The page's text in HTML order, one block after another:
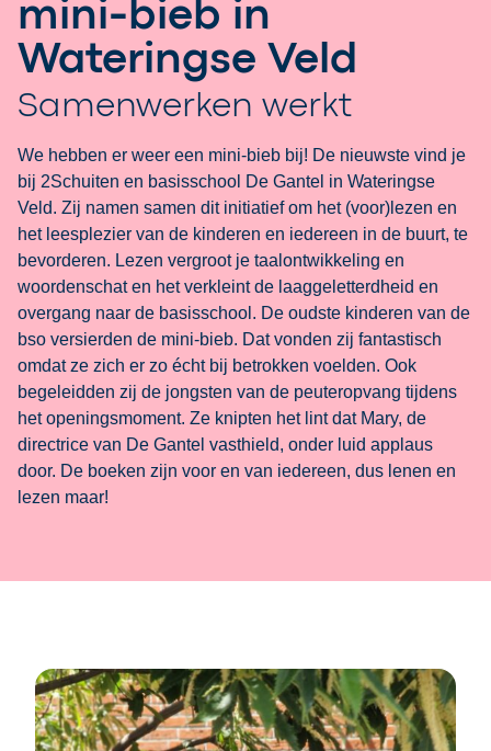
mini-bieb in
Wateringse Veld
Samenwerken werkt
We hebben er weer een mini-bieb bij! De nieuwste vind je
bij 2Schuiten en basisschool De Gantel in Wateringse
Veld. Zij namen samen dit initiatief om het (voor)lezen en
het leesplezier van de kinderen en iedereen in de buurt, te
bevorderen. Lezen vergroot je taalontwikkeling en
woordenschat en het verkleint de laaggeletterdheid en
overgang naar de basisschool. De oudste kinderen van de
bso versierden de mini-bieb. Dat vonden zij fantastisch
omdat ze zich er zo écht bij betrokken voelden. Ook
begeleidden zij de jongsten van de peuteropvang tijdens
het openingsmoment. Ze knipten het lint dat Mary, de
directrice van De Gantel vasthield, onder luid applaus
door. De boeken zijn voor en van iedereen, dus lenen en
lezen maar!